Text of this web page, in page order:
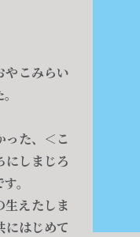
やこみらい
った、＜こ
にしまじろ
。
生えたしま
にはじめて